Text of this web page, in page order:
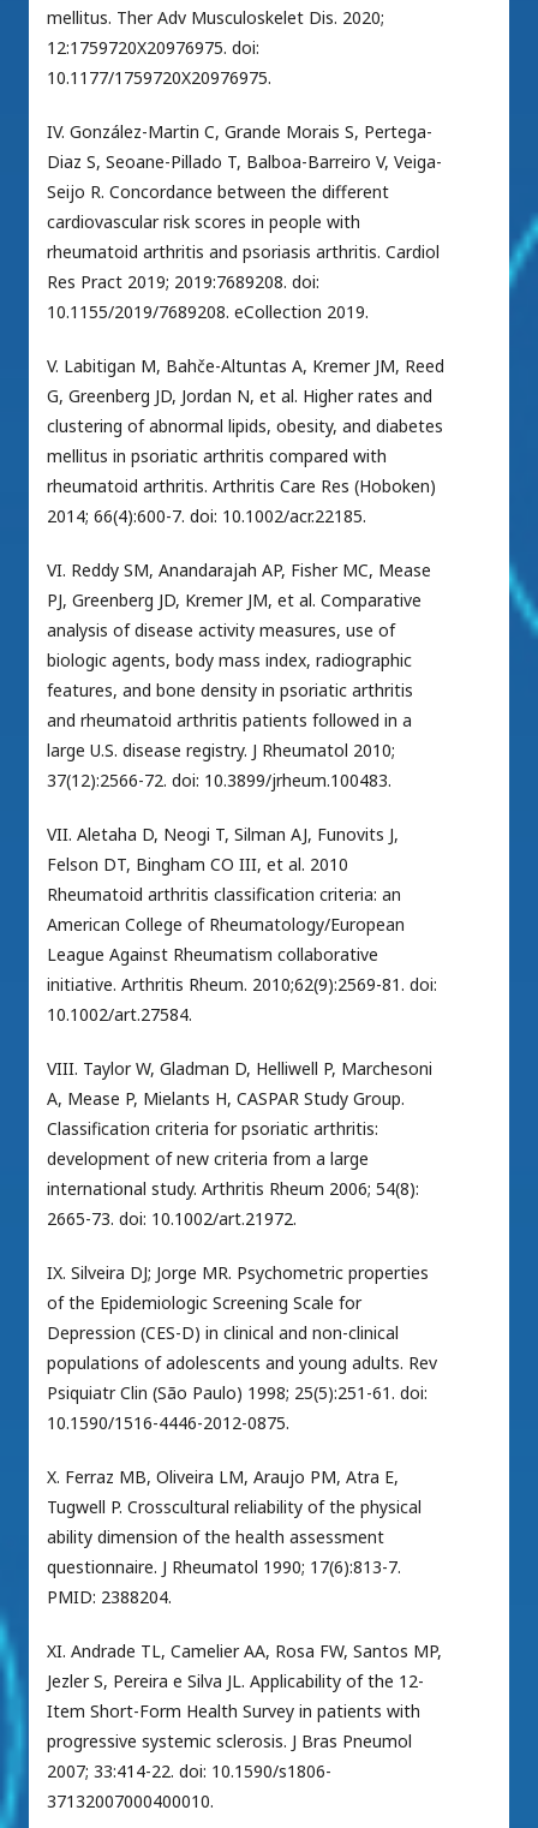
mellitus. Ther Adv Musculoskelet Dis. 2020;
12:1759720X20976975. doi:
10.1177/1759720X20976975.
IV. González-Martin C, Grande Morais S, Pertega-
Diaz S, Seoane-Pillado T, Balboa-Barreiro V, Veiga-
Seijo R. Concordance between the different
cardiovascular risk scores in people with
rheumatoid arthritis and psoriasis arthritis. Cardiol
Res Pract 2019; 2019:7689208. doi:
10.1155/2019/7689208. eCollection 2019.
V. Labitigan M, Bahče-Altuntas A, Kremer JM, Reed
G, Greenberg JD, Jordan N, et al. Higher rates and
clustering of abnormal lipids, obesity, and diabetes
mellitus in psoriatic arthritis compared with
rheumatoid arthritis. Arthritis Care Res (Hoboken)
2014; 66(4):600-7. doi: 10.1002/acr.22185.
VI. Reddy SM, Anandarajah AP, Fisher MC, Mease
PJ, Greenberg JD, Kremer JM, et al. Comparative
analysis of disease activity measures, use of
biologic agents, body mass index, radiographic
features, and bone density in psoriatic arthritis
and rheumatoid arthritis patients followed in a
large U.S. disease registry. J Rheumatol 2010;
37(12):2566-72. doi: 10.3899/jrheum.100483.
VII. Aletaha D, Neogi T, Silman AJ, Funovits J,
Felson DT, Bingham CO III, et al. 2010
Rheumatoid arthritis classification criteria: an
American College of Rheumatology/European
League Against Rheumatism collaborative
initiative. Arthritis Rheum. 2010;62(9):2569-81. doi:
10.1002/art.27584.
VIII. Taylor W, Gladman D, Helliwell P, Marchesoni
A, Mease P, Mielants H, CASPAR Study Group.
Classification criteria for psoriatic arthritis:
development of new criteria from a large
international study. Arthritis Rheum 2006; 54(8):
2665-73. doi: 10.1002/art.21972.
IX. Silveira DJ; Jorge MR. Psychometric properties
of the Epidemiologic Screening Scale for
Depression (CES-D) in clinical and non-clinical
populations of adolescents and young adults. Rev
Psiquiatr Clin (São Paulo) 1998; 25(5):251-61. doi:
10.1590/1516-4446-2012-0875.
X. Ferraz MB, Oliveira LM, Araujo PM, Atra E,
Tugwell P. Crosscultural reliability of the physical
ability dimension of the health assessment
questionnaire. J Rheumatol 1990; 17(6):813-7.
PMID: 2388204.
XI. Andrade TL, Camelier AA, Rosa FW, Santos MP,
Jezler S, Pereira e Silva JL. Applicability of the 12-
Item Short-Form Health Survey in patients with
progressive systemic sclerosis. J Bras Pneumol
2007; 33:414-22. doi: 10.1590/s1806-
37132007000400010.